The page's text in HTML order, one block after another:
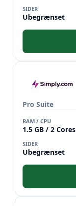
SIDER
Ubegrænset
Pro Suite
RAM / CPU
1.5 GB / 2 Cores
SIDER
Ubegrænset